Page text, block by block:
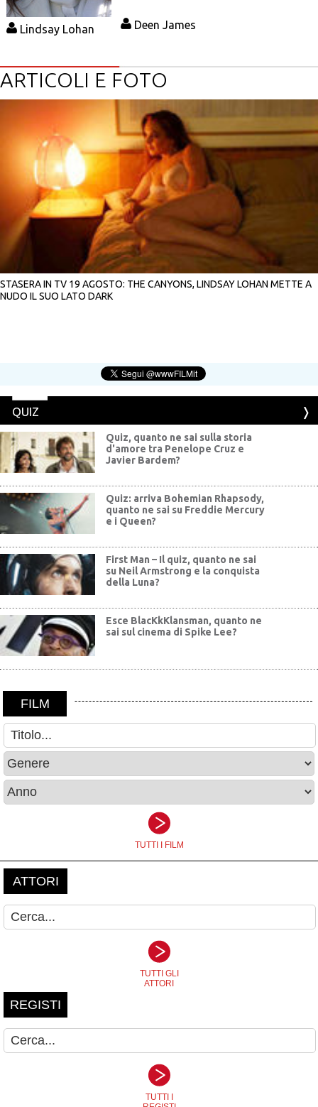
Lindsay Lohan Deen James
ARTICOLI E FOTO
STASERA IN TV 19 AGOSTO: THE CANYONS, LINDSAY LOHAN METTE A
NUDO IL SUO LATO DARK
QUIZ
Quiz, quanto ne sai sulla storia
d'amore tra Penelope Cruz e
Javier Bardem?
Quiz: arriva Bohemian Rhapsody,
quanto ne sai su Freddie Mercury
e i Queen?
First Man – Il quiz, quanto ne sai
su Neil Armstrong e la conquista
della Luna?
Esce BlacKkKlansman, quanto ne
sai sul cinema di Spike Lee?